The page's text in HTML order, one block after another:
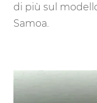
di più sul
Samoa.